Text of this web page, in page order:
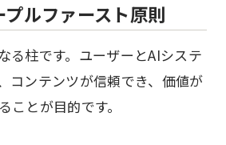
ルファースト原則
る柱です。ユーザーとAIシステ
コンテンツが信頼でき、価値が
ことが目的です。